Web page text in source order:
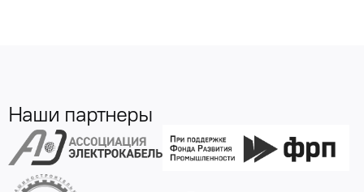
Наши партнеры